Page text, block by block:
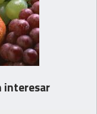
interesar